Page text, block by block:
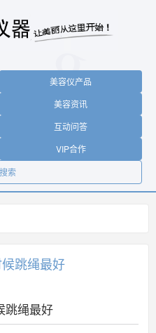
美容仪产品
美容资讯
互动问答
VIP合作
索
跳绳最好
跳绳最好